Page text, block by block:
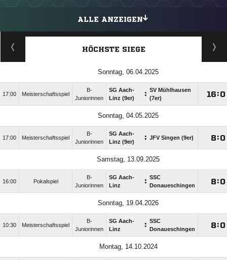
ALLE ANZEIGEN
HÖCHSTE SIEGE
Sonntag, 06.04.2025
17:00 Meisterschaftsspiel
B-
Juniorinnen
SG Aach-
Linz (9er)
: SV Mühlhausen
(7er)
:
Sonntag, 04.05.2025
17:00 Meisterschaftsspiel
B-
Juniorinnen
SG Aach-
Linz (9er)
: JFV Singen (9er) :
Samstag, 13.09.2025
16:00 Pokalspiel
B-
Juniorinnen
SG Aach-
Linz
: SSC
Donaueschingen
:
Sonntag, 19.04.2026
10:30 Meisterschaftsspiel
B-
Juniorinnen
SG Aach-
Linz
: SSC
Donaueschingen
:
Montag, 14.10.2024